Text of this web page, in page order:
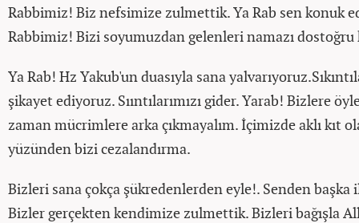
Rabbimiz! Biz nefsimize zulmettik. Ya Rab sen konuk
Rabbimiz! Bizi soyumuzdan gelenleri namazı dostoğru
Ya Rab! Hz Yakub'un duasıyla sana
şikayet ediyoruz. Sııntılarımızı gider. Yarab! Bizlere
zaman mücrimlere arka çıkmayalım. İçimizde aklı kıt
yüzünden bizi cezalandırma.
Bizleri sana çokça şükredenlerden eyle!. Senden başka
Bizler gerçekten kendimize zulmettik. Bizleri bağışla